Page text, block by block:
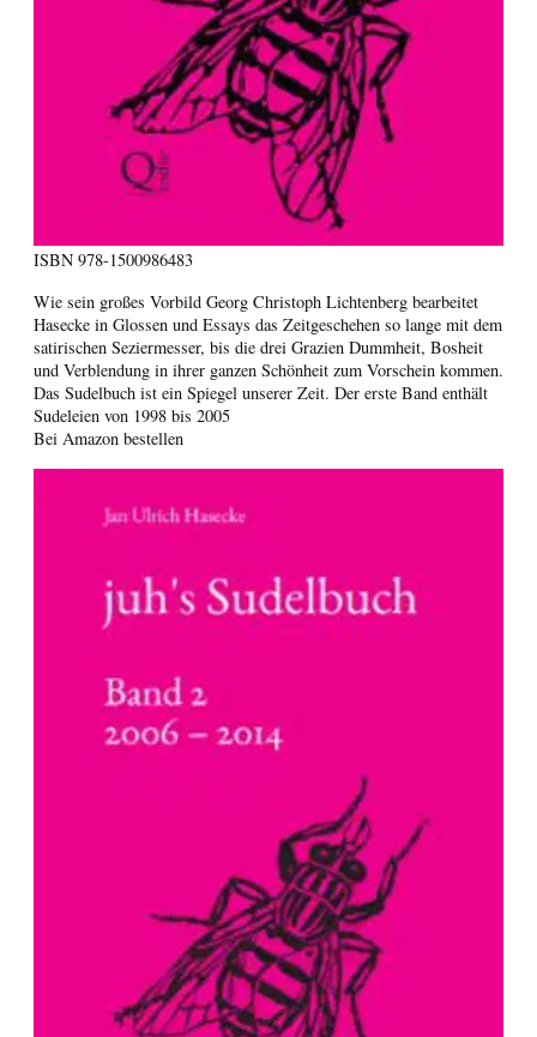
ISBN 978-1500986483
Wie sein großes Vorbild Georg Christoph Lichtenberg bearbeitet
Hasecke in Glossen und Essays das Zeitgeschehen so lange mit dem
satirischen Seziermesser, bis die drei Grazien Dummheit, Bosheit
und Verblendung in ihrer ganzen Schönheit zum Vorschein kommen.
Das Sudelbuch ist ein Spiegel unserer Zeit. Der erste Band enthält
Sudeleien von 1998 bis 2005
Bei Amazon bestellen